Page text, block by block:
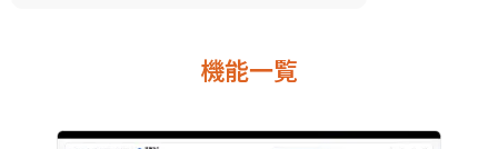
機能一覧